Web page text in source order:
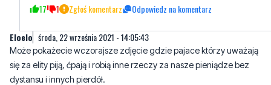
Może pokażecie wczorajsze zdjęcie gdzie pajace którzy uważają
dystansu i innych pierdół.
32 0 Zgłoś komentarz Odpowiedz na komentarz
Dokładnie środa, 22 września 2021 - 16:12:08